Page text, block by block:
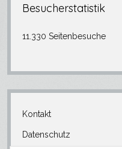
Besucherstatistik
11.330 Seitenbesuche
Kontakt
Datenschutz